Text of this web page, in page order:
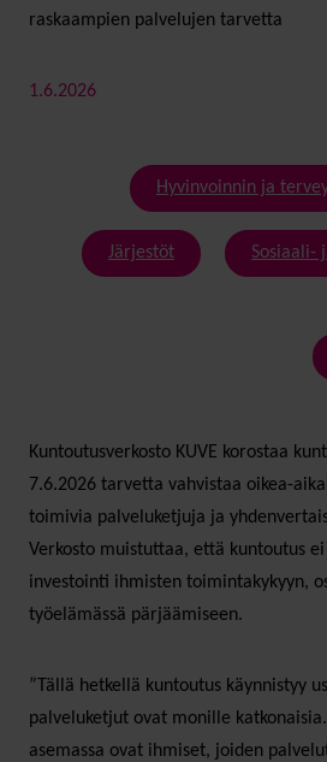
raskaampien palvelujen tarvetta
1.6.2026
Hyvinvoinnin ja
Järjestöt Sosiaali-
Kuntoutusverkosto KUVE korostaa
7.6.2026 tarvetta vahvistaa oikea-
toimivia palveluketjuja ja
Verkosto muistuttaa, että kuntoutus
investointi ihmisten toimintakykyyn,
työelämässä pärjäämiseen.
”Tällä hetkellä kuntoutus käynnistyy
palveluketjut ovat monille
asemassa ovat ihmiset, joiden